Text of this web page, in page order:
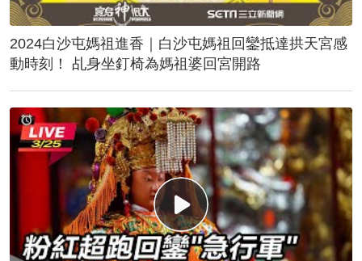
2024白沙屯媽祖進香｜白沙屯媽祖回鑾抵達拱天宮感
動時刻！ 乩身坐釘椅為媽祖婆回宮開路